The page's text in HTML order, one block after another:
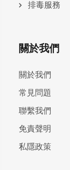
排毒服務
關於我們
關於我們
常見問題
聯繫我們
免責聲明
私隱政策